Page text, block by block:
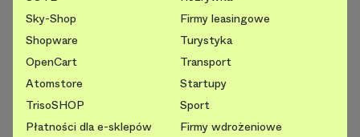
Sky-Shop
Shopware
OpenCart
Atomstore
TrisoSHOP
Płatności dla e-sklepów
Firmy leasingowe
Turystyka
Transport
Startupy
Sport
Firmy wdrożeniowe